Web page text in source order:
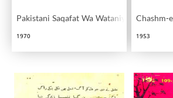
Pakistani Saqafat Wa Wataniyyat Ke
1970
Chashm-
1953